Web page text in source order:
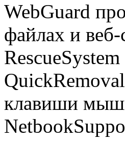
WebGuard
файлах и веб-
клавиши